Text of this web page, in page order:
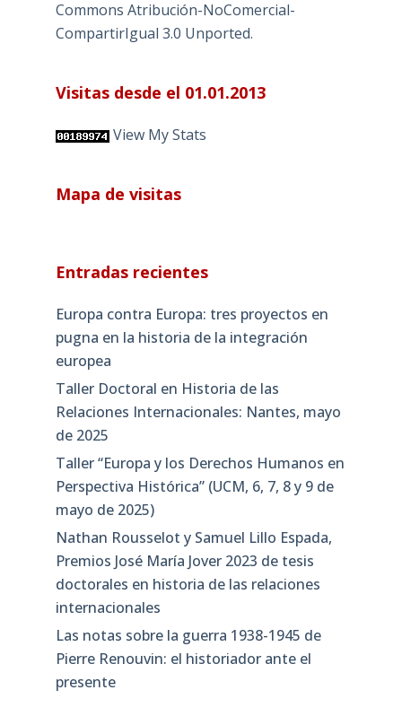
Commons Atribución-NoComercial-
CompartirIgual 3.0 Unported.
Visitas desde el 01.01.2013
View My Stats
Mapa de visitas
Entradas recientes
Europa contra Europa: tres proyectos en
pugna en la historia de la integración
europea
Taller Doctoral en Historia de las
Relaciones Internacionales: Nantes, mayo
de 2025
Taller “Europa y los Derechos Humanos en
Perspectiva Histórica” (UCM, 6, 7, 8 y 9 de
mayo de 2025)
Nathan Rousselot y Samuel Lillo Espada,
Premios José María Jover 2023 de tesis
doctorales en historia de las relaciones
internacionales
Las notas sobre la guerra 1938-1945 de
Pierre Renouvin: el historiador ante el
presente